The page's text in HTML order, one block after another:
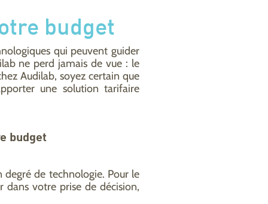
budget
qui peuvent guider
ne perd jamais de vue : le
Audilab, soyez certain que
une solution tarifaire
budget
degré de technologie. Pour le
dans votre prise de décision,